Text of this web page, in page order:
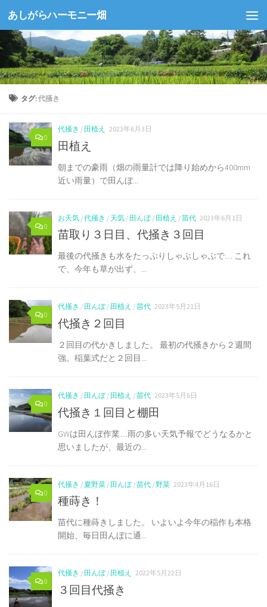
コンテンツへスキップ
あしがらハーモニー畑
タグ:代掻き
0
代掻き / 田植え 2023年6月3日
田植え
朝までの豪雨（畑の雨量計では降り始めから400mm
近い雨量）で田んぼ...
0
お天気 /代掻き / 天気 / 田んぼ/ 田植え /苗代 2023年6月1日
苗取り３日目、代掻き３回目
最後の代掻きも水をたっぷりしゃぶしゃぶで… これ
で、今年も草が出ず、...
0
代掻き / 田んぼ/ 田植え /苗代 2023年5月21日
代掻き２回目
２回目の代かきしました。 最初の代掻きから２週間
強。稲葉式だと２回目...
0
代掻き / 田んぼ/ 田植え /苗代 2023年5月6日
代掻き１回目と棚田
GWは田んぼ作業…雨の多い天気予報でどうなるかと
思いましたが、最近の...
0
代掻き / 夏野菜 / 田んぼ/苗代 /野菜 2023年4月16日
種蒔き！
苗代に種蒔きしました。 いよいよ今年の稲作も本格
開始、毎日田んぼに通...
0
代掻き / 田んぼ/ 田植え 2022年5月22日
３回目代掻き